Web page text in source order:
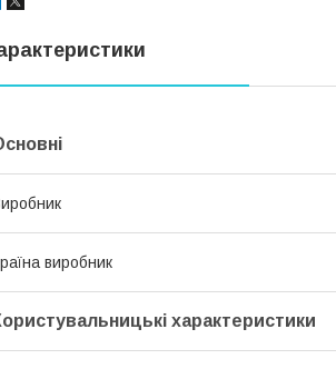
виробник
характеристики